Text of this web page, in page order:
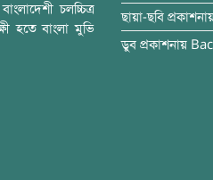
চলচ্চিত্র
হতে বাংলা মুভি
ছায়া-ছবি
ডুব প্রকাশনায়